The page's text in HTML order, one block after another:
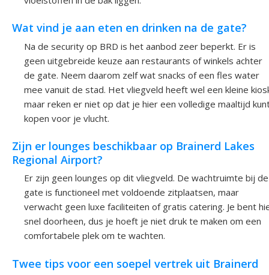
Wat vind je aan eten en drinken na de gate?
Na de security op BRD is het aanbod zeer beperkt. Er is
geen uitgebreide keuze aan restaurants of winkels achter
de gate. Neem daarom zelf wat snacks of een fles water
mee vanuit de stad. Het vliegveld heeft wel een kleine
maar reken er niet op dat je hier een volledige maaltijd
kopen voor je vlucht.
Zijn er lounges beschikbaar op Brainerd Lakes
Regional Airport?
Er zijn geen lounges op dit vliegveld. De wachtruimte bij de
gate is functioneel met voldoende zitplaatsen, maar
verwacht geen luxe faciliteiten of gratis catering. Je bent
snel doorheen, dus je hoeft je niet druk te maken om een
comfortabele plek om te wachten.
Twee tips voor een soepel vertrek uit Brainerd